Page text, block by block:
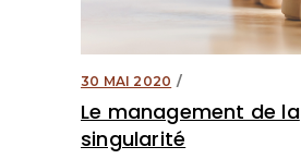
30 MAI 2020
Le management de la
singularité